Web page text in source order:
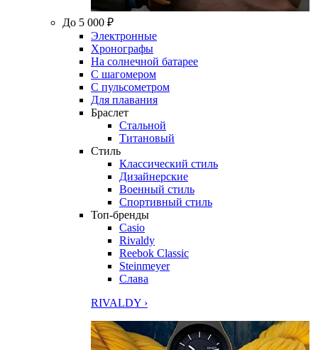
До 5 000 ₽
Электронные
Хронографы
На солнечной батарее
С шагомером
С пульсометром
Для плавания
Браслет
Стальной
Титановый
Стиль
Классический стиль
Дизайнерские
Военный стиль
Спортивный стиль
Топ-бренды
Casio
Rivaldy
Reebok Classic
Steinmeyer
Слава
RIVALDY ›